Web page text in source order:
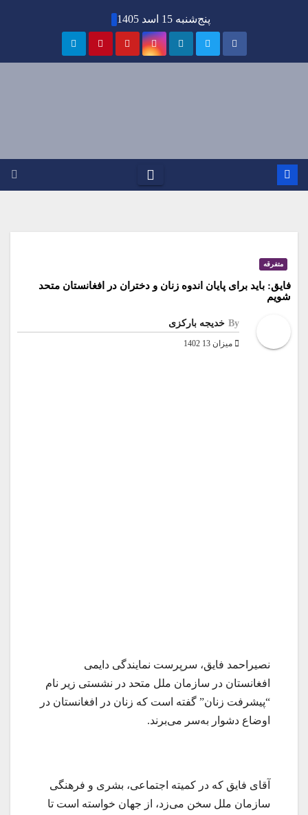
پنج‌شنبه 15 اسد 1405
متفرقه
فایق: باید برای پایان اندوه زنان و دختران در افغانستان متحد
شویم
By خدیجه بارکزی
میزان 13 1402
نصیراحمد فایق، سرپرست نمایندگی دایمی
افغانستان در سازمان ملل متحد در نشستی زیر نام
“پیشرفت زنان” گفته است که زنان در افغانستان در
اوضاع دشوار به‌سر می‌برند.
آقای فایق که در کمیته اجتماعی، بشری و فرهنگی
سازمان ملل سخن می‌زد، از جهان ‌خواسته است تا